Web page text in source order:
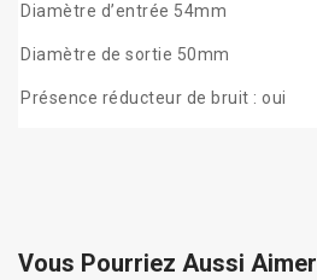
Diamètre d’entrée 54mm
Diamètre de sortie 50mm
Présence réducteur de bruit : oui
Vous Pourriez Aussi Aimer